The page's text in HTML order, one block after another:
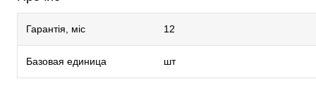
Гарантія, міс 12
Базовая единица шт